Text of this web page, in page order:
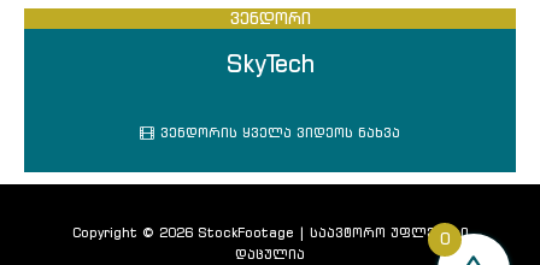
ვენდორი
SkyTech
ვენდორის ყველა ვიდეოს ნახვა
Copyright © 2026 StockFootage | საავტორო უფლებები
დაცულია
0